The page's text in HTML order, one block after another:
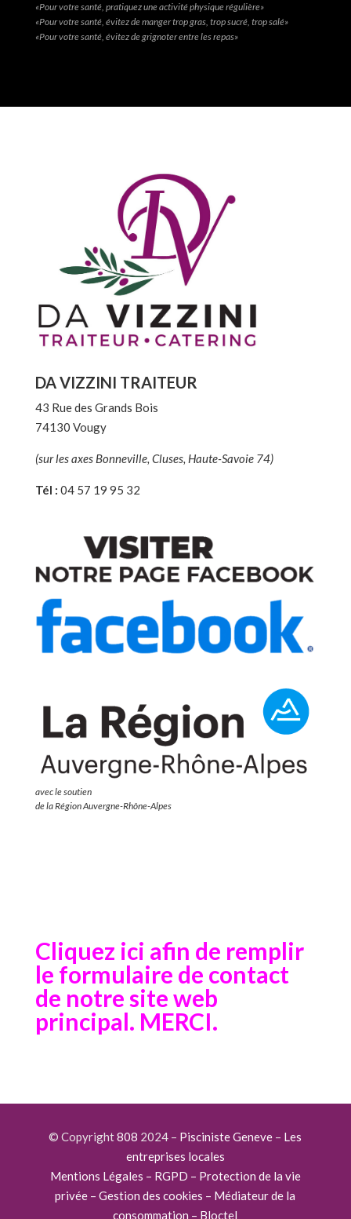
«Pour votre santé, pratiquez une activité physique régulière»
«Pour votre santé, évitez de manger trop gras, trop sucré, trop salé»
«Pour votre santé, évitez de grignoter entre les repas»
DA VIZZINI TRAITEUR
43 Rue des Grands Bois
74130 Vougy
(sur les axes Bonneville, Cluses, Haute-Savoie 74)
Tél : 04 57 19 95 32
avec le soutien
de la Région Auvergne-Rhône-Alpes
Cliquez ici afin de remplir
le formulaire de contact
de notre site web
principal. MERCI.
© Copyright808 2024 – Pisciniste Geneve – Les
entreprises locales
Mentions Légales – RGPD – Protection de la vie
privée – Gestion des cookies – Médiateur de la
consommation – Bloctel